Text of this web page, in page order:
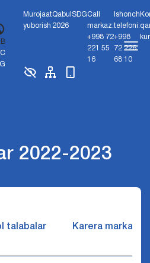
Murojaat
yuborish
Qabul
2026
SDGCall
markaz:
+998 72
221 55
16
Ishonch
telefoni:
+998
72 226
68 10
2022-2023
talabalar Karera markazi